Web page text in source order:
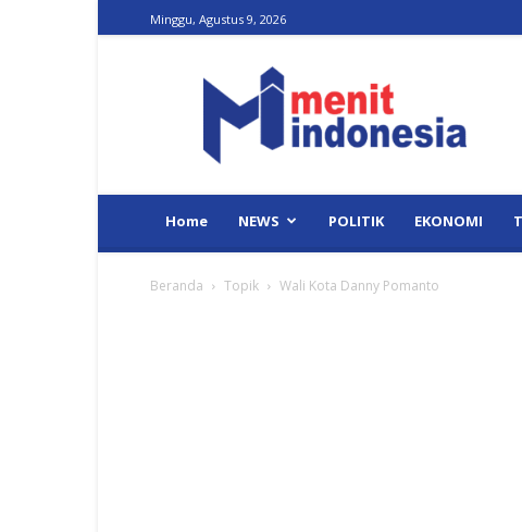
Minggu, Agustus 9, 2026
Indonesia
Home NEWS POLITIK EKONOMI
Beranda Topik Wali Kota Danny Pomanto